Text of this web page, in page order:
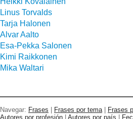
Linus Torvalds
Tarja Halonen
Alvar Aalto
Esa-Pekka Salonen
Kimi Raikkonen
Mika Waltari
Navegar: Frases Frases por tema| Frases
Autores por profesión
Autores por país